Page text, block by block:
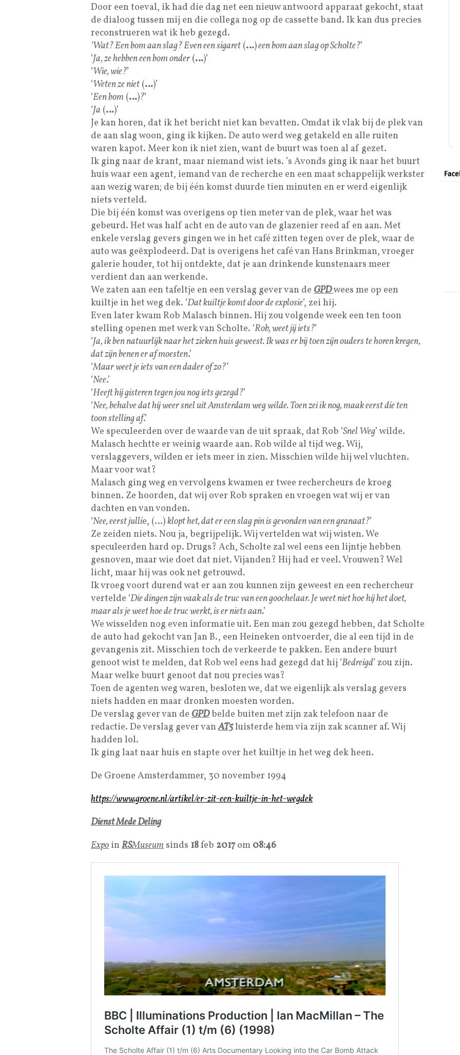
Door een toeval, ik had die dag net een nieuw antwoord apparaat gekocht, staat
de dialoog tussen mij en die collega nog op de cassette band. Ik kan dus precies
reconstrueren wat ik heb gezegd.
‘Wat? Een bom aan slag? Even een sigaret (…)een bom aan slag op Scholte?’
‘Ja, ze hebben een bom onder (…)’
‘Wie, wie?’
‘Weten ze niet (…)’
‘Een bom (…)?’
‘Ja (…)’
Je kan horen, dat ik het bericht niet kan bevatten. Omdat ik vlak bij de plek van
de aan slag woon, ging ik kijken. De auto werd weg getakeld en alle ruiten
waren kapot. Meer kon ik niet zien, want de buurt was toen al af gezet.
Ik ging naar de krant, maar niemand wist iets. ’s Avonds ging ik naar het buurt
huis waar een agent, iemand van de recherche en een maat schappelijk werkster
aan wezig waren; de bij één komst duurde tien minuten en er werd eigenlijk
niets verteld.
Die bij één komst was overigens op tien meter van de plek, waar het was
gebeurd. Het was half acht en de auto van de glazenier reed af en aan. Met
enkele verslag gevers gingen we in het café zitten tegen over de plek, waar de
auto was geëxplodeerd. Dat is overigens het café van Hans Brinkman, vroeger
galerie houder, tot hij ontdekte, dat je aan drinkende kunstenaars meer
verdient dan aan werkende.
We zaten aan een tafeltje en een verslag gever van de GPDwees me op een
kuiltje in het weg dek. ‘Dat kuiltje komt door de explosie’, zei hij.
Even later kwam Rob Malasch binnen. Hij zou volgende week een ten toon
stelling openen met werk van Scholte. ‘Rob, weet jij iets?’
‘Ja, ik ben natuurlijk naar het zieken huis geweest. Ik was er bij toen zijn ouders te horen kregen,
dat zijn benen er af moesten.’
‘Maar weet je iets van een dader of zo?’
‘Nee.’
‘Heeft hij gisteren tegen jou nog iets gezegd?’
‘Nee, behalve dat hij weer snel uit Amsterdam weg wilde. Toen zei ik nog, maak eerst die ten
toon stelling af.’
We speculeerden over de waarde van de uit spraak, dat Rob ‘Snel Weg’ wilde.
Malasch hechtte er weinig waarde aan. Rob wilde al tijd weg. Wij,
verslaggevers, wilden er iets meer in zien. Misschien wilde hij wel vluchten.
Maar voor wat?
Malasch ging weg en vervolgens kwamen er twee rechercheurs de kroeg
binnen. Ze hoorden, dat wij over Rob spraken en vroegen wat wij er van
dachten en van vonden.
‘Nee, eerst jullie, (…)klopt het, dat er een slag pin is gevonden van een granaat?’
Ze zeiden niets. Nou ja, begrijpelijk. Wij vertelden wat wij wisten. We
speculeerden hard op. Drugs? Ach, Scholte zal wel eens een lijntje hebben
gesnoven, maar wie doet dat niet. Vijanden? Hij had er veel. Vrouwen? Wel
licht, maar hij was ook net getrouwd.
Ik vroeg voort durend wat er aan zou kunnen zijn geweest en een rechercheur
vertelde ‘Die dingen zijn vaak als de truc van een goochelaar. Je weet niet hoe hij het doet,
maar als je weet hoe de truc werkt, is er niets aan.’
We wisselden nog even informatie uit. Een man zou gezegd hebben, dat Scholte
de auto had gekocht van Jan B., een Heineken ontvoerder, die al een tijd in de
gevangenis zit. Misschien toch de verkeerde te pakken. Een andere buurt
genoot wist te melden, dat Rob wel eens had gezegd dat hij ‘Bedreigd’ zou zijn.
Maar welke buurt genoot dat nou precies was?
Toen de agenten weg waren, besloten we, dat we eigenlijk als verslag gevers
niets hadden en maar dronken moesten worden.
De verslag gever van de GPDbelde buiten met zijn zak telefoon naar de
redactie. De verslag gever vanAT5luisterde hem via zijn zak scanner af. Wij
hadden lol.
Ik ging laat naar huis en stapte over het kuiltje in het weg dek heen.
De Groene Amsterdammer, 30 november 1994
https://www.groene.nl/artikel/er-zit-een-kuiltje-in-het-wegdek
Dienst Mede Deling
Expo in RSMuseum sinds 18feb 2017om 08:46